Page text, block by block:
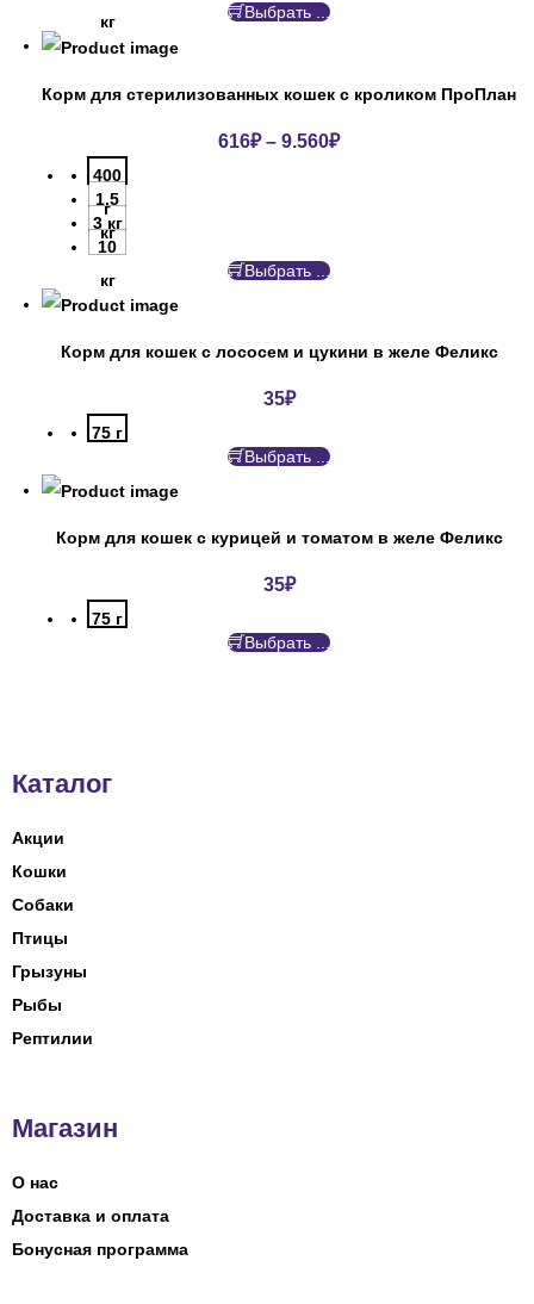
кг
Выбрать ...
Корм для стерилизованных кошек с кроликом ПроПлан
616₽– 9.560₽
400
г
1.5
кг
3 кг
10
кг
Выбрать ...
Корм для кошек с лососем и цукини в желе Феликс
35₽
75 г
Выбрать ...
Корм для кошек с курицей и томатом в желе Феликс
35₽
75 г
Выбрать ...
Каталог
Акции
Кошки
Собаки
Птицы
Грызуны
Рыбы
Рептилии
Магазин
О нас
Доставка и оплата
Бонусная программа